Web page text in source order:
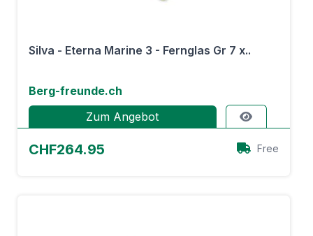
Silva - Eterna Marine 3 - Fernglas Gr 7 x..
Berg-freunde.ch
Zum Angebot
CHF264.95 Free